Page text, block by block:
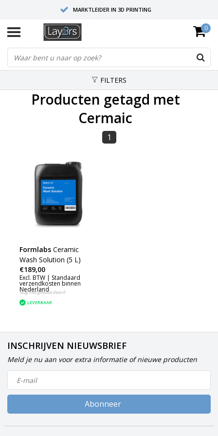
MARKTLEIDER IN 3D PRINTING
HOOGWAARDIGE SERVICE EN SUPPORT
FYSIEKE SHOWROOMS
0
FILTERS
Producten getagd met
Cermaic
1
Formlabs Ceramic
Wash Solution (5 L)
€189,00
Excl. BTW | Standaard
verzendkosten binnen
Nederland
Nog niet gewaardeerd
LEVERBAAR
INSCHRIJVEN NIEUWSBRIEF
Meld je nu aan voor extra informatie of nieuwe producten
Abonneer